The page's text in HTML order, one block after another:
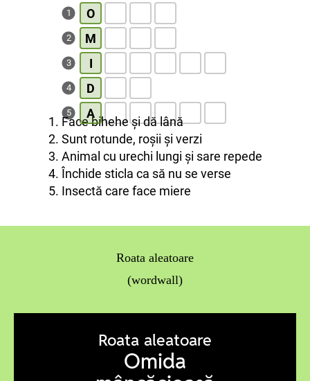
1 O
2 M
3 I
4 D
5 A
1. Face bihehe și dă lână
2. Sunt rotunde, roșii și verzi
3. Animal cu urechi lungi și sare repede
4. Închide sticla ca să nu se verse
5. Insectă care face miere
Roata aleatoare
(wordwall)